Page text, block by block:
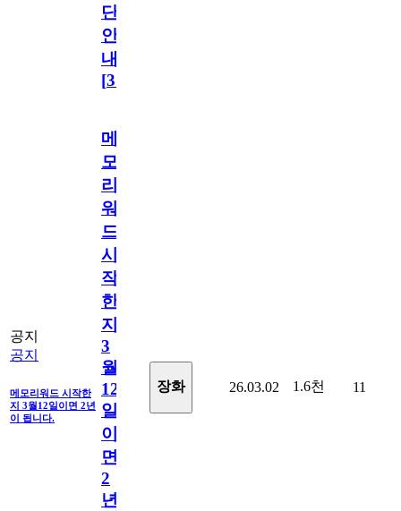
단
안
내
[31
공지
공지
메모리워드 시작한
지 3월12일이면 2년
이 됩니다.
메
모
리
워
드
시
작
한
지
3
월
12
일
이
면
2
년
장화 26.03.02 1.6천 11